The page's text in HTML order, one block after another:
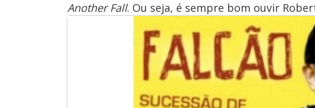
Another Fall. Ou seja, é sempre bom ouvir